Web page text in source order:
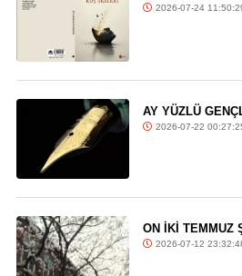
2026-07-24
AY YÜZLÜ
2026-07-22
ON İKİ TEMMUZ
2026-07-12